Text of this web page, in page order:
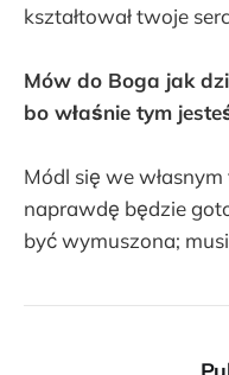
kształtował twoje
Mów do Boga jak
bo właśnie tym
Módl się we
naprawdę będzie
być wymuszona;